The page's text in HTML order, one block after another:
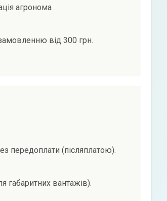
агронома
від 300 грн.
передоплати (післяплатою).
габаритних вантажів).